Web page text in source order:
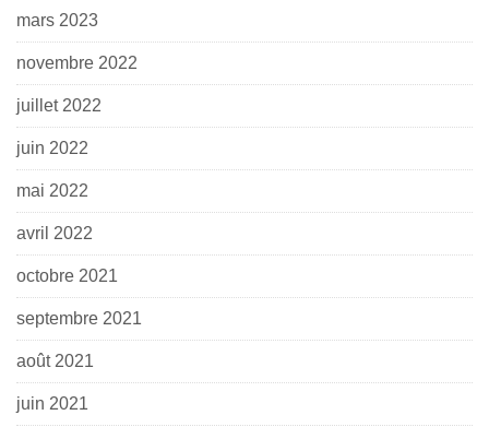
mars 2023
novembre 2022
juillet 2022
juin 2022
mai 2022
avril 2022
octobre 2021
septembre 2021
août 2021
juin 2021